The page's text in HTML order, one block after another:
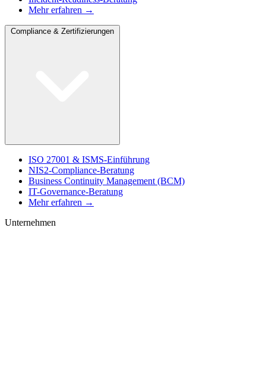
Mehr erfahren →
ISO 27001 & ISMS-Einführung
NIS2-Compliance-Beratung
Business Continuity Management (BCM)
IT-Governance-Beratung
Mehr erfahren →
Unternehmen